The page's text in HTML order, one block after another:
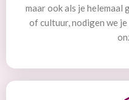
maar ook als je
of cultuur, nodigen we